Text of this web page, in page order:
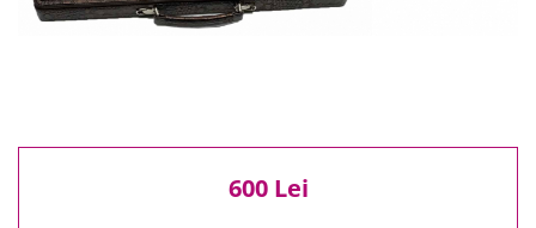
0 Lei - 100 Lei
600 Lei